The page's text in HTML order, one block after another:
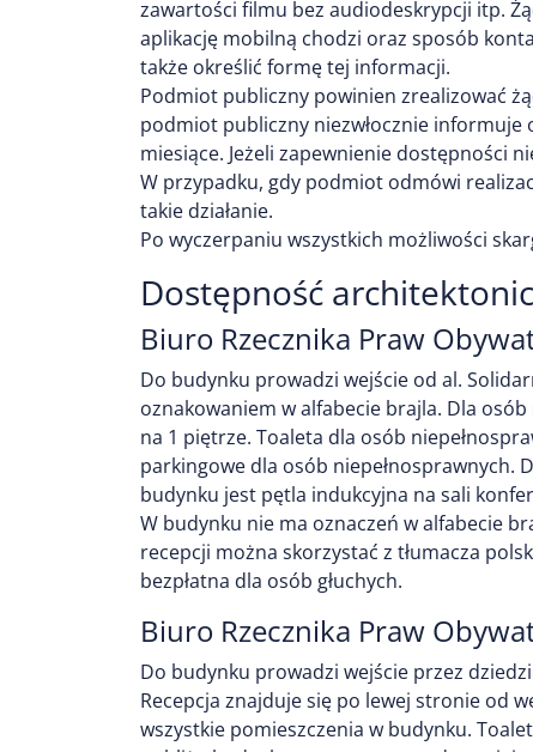
zawartości filmu bez audiodeskrypcji itp.
aplikację mobilną chodzi oraz sposób
także określić formę tej informacji.
Podmiot publiczny powinien zrealizować
podmiot publiczny niezwłocznie informuje
miesiące. Jeżeli zapewnienie dostępności
W przypadku, gdy podmiot odmówi
takie działanie.
Po wyczerpaniu wszystkich możliwości
Dostępność
Biuro Rzecznika Praw
Do budynku prowadzi wejście od al.
oznakowaniem w alfabecie brajla. Dla
na 1 piętrze. Toaleta dla osób
parkingowe dla osób niepełnosprawnych.
budynku jest pętla indukcyjna na sali
W budynku nie ma oznaczeń w alfabecie
recepcji można skorzystać z tłumacza
bezpłatna dla osób głuchych.
Biuro Rzecznika Praw
Do budynku prowadzi wejście przez
Recepcja znajduje się po lewej stronie od
wszystkie pomieszczenia w budynku.